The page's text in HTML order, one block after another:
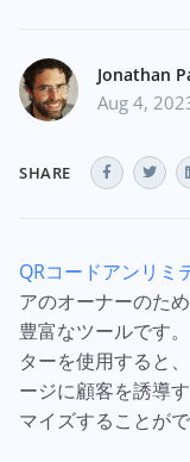
Jonathan
Aug 4,
SHARE
QRコードアンリミ
アのオーナーのた
豊富なツールです
ターを使用すると
ージに顧客を誘導
マイズすることが